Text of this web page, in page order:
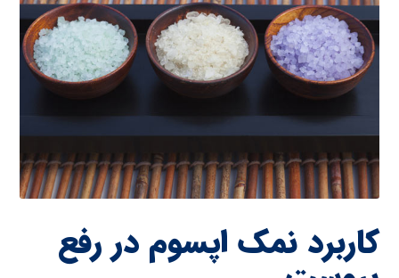
کاربرد نمک اپسوم در رفع